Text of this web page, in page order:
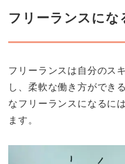
フリーランスにな
フリーランスは自分のス
し、柔軟な働き方ができ
なフリーランスになるに
ます。